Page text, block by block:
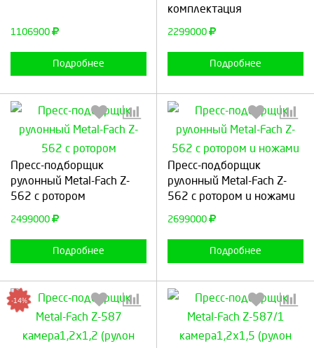
1106900
Подробнее
комплектация
2299000
Подробнее
Продолжить
Пресс-подборщик
рулонный Metal-Fach Z-
562 с ротором
2499000
Подробнее
Выберите количество:
Продолжить
Пресс-подборщик
рулонный Metal-Fach Z-
562 с ротором и ножами
2699000
Подробнее
Выберите количество:
Продолжить
-14%